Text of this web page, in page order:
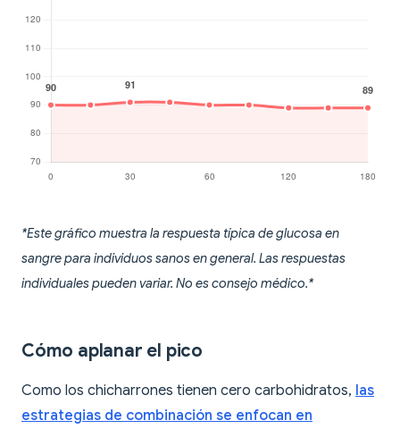
*Este gráfico muestra la respuesta típica de glucosa en
sangre para individuos sanos en general. Las respuestas
individuales pueden variar. No es consejo médico.*
Cómo aplanar el pico
Como los chicharrones tienen cero carbohidratos, las
estrategias de combinación se enfocan en